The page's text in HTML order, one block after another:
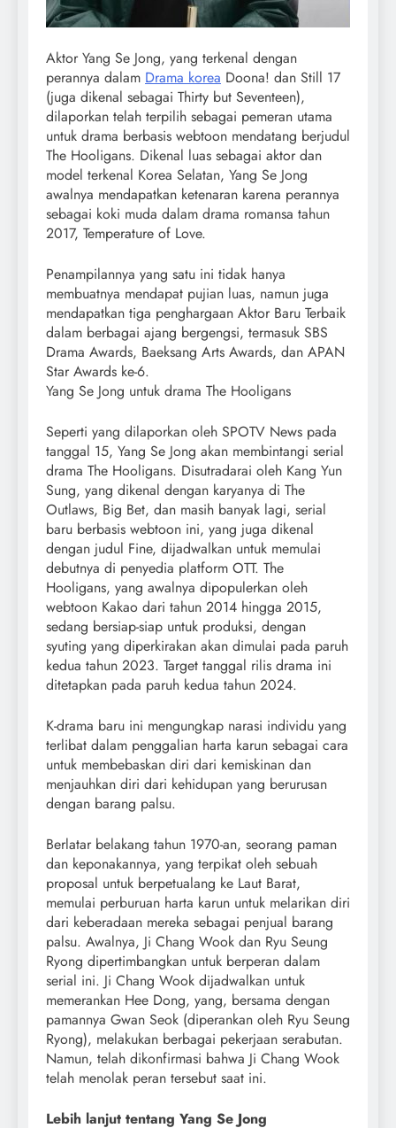
Aktor Yang Se Jong, yang terkenal dengan
perannya dalam Drama korea Doona! dan Still 17
(juga dikenal sebagai Thirty but Seventeen),
dilaporkan telah terpilih sebagai pemeran utama
untuk drama berbasis webtoon mendatang berjudul
The Hooligans. Dikenal luas sebagai aktor dan
model terkenal Korea Selatan, Yang Se Jong
awalnya mendapatkan ketenaran karena perannya
sebagai koki muda dalam drama romansa tahun
2017, Temperature of Love.
Penampilannya yang satu ini tidak hanya
membuatnya mendapat pujian luas, namun juga
mendapatkan tiga penghargaan Aktor Baru Terbaik
dalam berbagai ajang bergengsi, termasuk SBS
Drama Awards, Baeksang Arts Awards, dan APAN
Star Awards ke-6.
Yang Se Jong untuk drama The Hooligans
Seperti yang dilaporkan oleh SPOTV News pada
tanggal 15, Yang Se Jong akan membintangi serial
drama The Hooligans. Disutradarai oleh Kang Yun
Sung, yang dikenal dengan karyanya di The
Outlaws, Big Bet, dan masih banyak lagi, serial
baru berbasis webtoon ini, yang juga dikenal
dengan judul Fine, dijadwalkan untuk memulai
debutnya di penyedia platform OTT. The
Hooligans, yang awalnya dipopulerkan oleh
webtoon Kakao dari tahun 2014 hingga 2015,
sedang bersiap-siap untuk produksi, dengan
syuting yang diperkirakan akan dimulai pada paruh
kedua tahun 2023. Target tanggal rilis drama ini
ditetapkan pada paruh kedua tahun 2024.
K-drama baru ini mengungkap narasi individu yang
terlibat dalam penggalian harta karun sebagai cara
untuk membebaskan diri dari kemiskinan dan
menjauhkan diri dari kehidupan yang berurusan
dengan barang palsu.
Berlatar belakang tahun 1970-an, seorang paman
dan keponakannya, yang terpikat oleh sebuah
proposal untuk berpetualang ke Laut Barat,
memulai perburuan harta karun untuk melarikan diri
dari keberadaan mereka sebagai penjual barang
palsu. Awalnya, Ji Chang Wook dan Ryu Seung
Ryong dipertimbangkan untuk berperan dalam
serial ini. Ji Chang Wook dijadwalkan untuk
memerankan Hee Dong, yang, bersama dengan
pamannya Gwan Seok (diperankan oleh Ryu Seung
Ryong), melakukan berbagai pekerjaan serabutan.
Namun, telah dikonfirmasi bahwa Ji Chang Wook
telah menolak peran tersebut saat ini.
Lebih lanjut tentang Yang Se Jong